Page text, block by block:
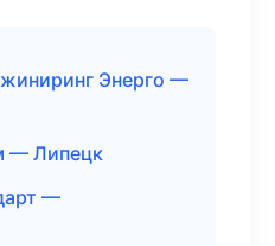
Энерго —
— Липецк
—